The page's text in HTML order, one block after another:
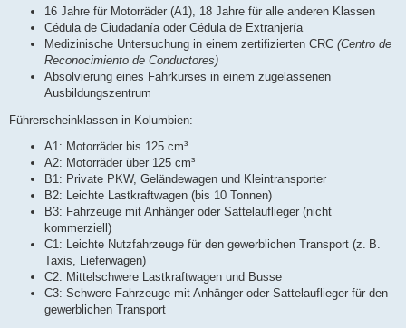
16 Jahre für Motorräder (A1), 18 Jahre für alle anderen Klassen
Cédula de Ciudadanía oder Cédula de Extranjería
Medizinische Untersuchung in einem zertifizierten CRC (Centro de
Reconocimiento de Conductores)
Absolvierung eines Fahrkurses in einem zugelassenen
Ausbildungszentrum
Führerscheinklassen in Kolumbien:
A1: Motorräder bis 125 cm³
A2: Motorräder über 125 cm³
B1: Private PKW, Geländewagen und Kleintransporter
B2: Leichte Lastkraftwagen (bis 10 Tonnen)
B3: Fahrzeuge mit Anhänger oder Sattelauflieger (nicht
kommerziell)
C1: Leichte Nutzfahrzeuge für den gewerblichen Transport (z. B.
Taxis, Lieferwagen)
C2: Mittelschwere Lastkraftwagen und Busse
C3: Schwere Fahrzeuge mit Anhänger oder Sattelauflieger für den
gewerblichen Transport